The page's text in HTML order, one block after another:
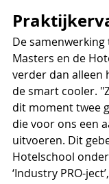
De samenwerking
Masters en de
verder dan alleen
de smart cooler.
dit moment twee
die voor ons een
uitvoeren. Dit
Hotelschool
‘Industry PRO-